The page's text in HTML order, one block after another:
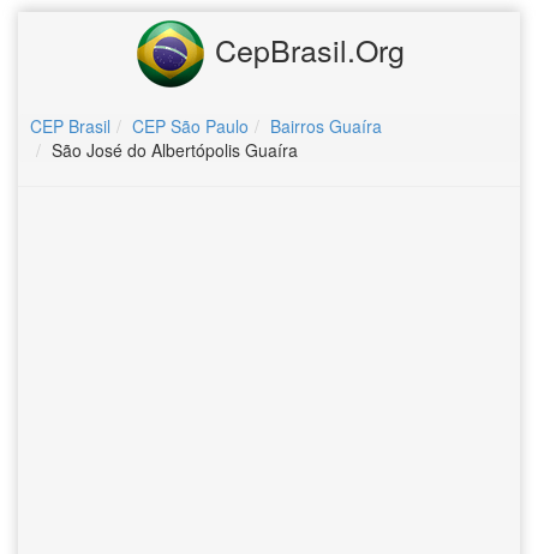
CepBrasil.Org
CEP Brasil CEP São Paulo
Bairros Guaíra
São José do Albertópolis Guaíra